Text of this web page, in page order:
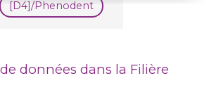
[D4]/Phenodent
données dans la Filière